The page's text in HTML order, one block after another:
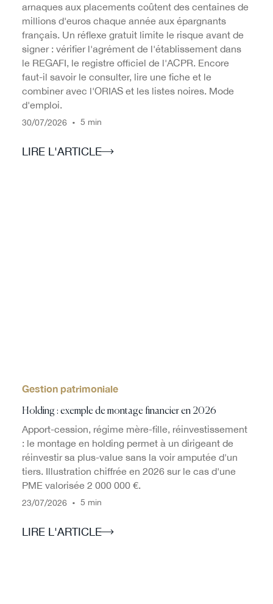
arnaques aux placements coûtent des centaines de
millions d'euros chaque année aux épargnants
français. Un réflexe gratuit limite le risque avant de
signer : vérifier l'agrément de l'établissement dans
le REGAFI, le registre officiel de l'ACPR. Encore
faut-il savoir le consulter, lire une fiche et le
combiner avec l'ORIAS et les listes noires. Mode
d'emploi.
30/07/2026 • 5 min
LIRE L'ARTICLE
Gestion patrimoniale
Holding : exemple de montage financier en 2026
Apport-cession, régime mère-fille, réinvestissement
: le montage en holding permet à un dirigeant de
réinvestir sa plus-value sans la voir amputée d'un
tiers. Illustration chiffrée en 2026 sur le cas d'une
PME valorisée 2 000 000 €.
23/07/2026 • 5 min
LIRE L'ARTICLE